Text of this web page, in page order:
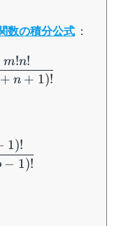
数の積分公式 ：
+ n + 1)!
m!n!
− 1)!
1)!